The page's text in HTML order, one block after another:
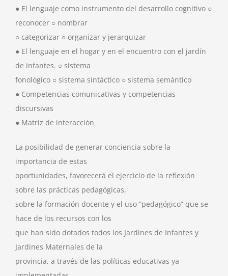
● El lenguaje como instrumento del desarrollo cognitivo ○
reconocer ○ nombrar
○ categorizar ○ organizar y jerarquizar
● El lenguaje en el hogar y en el encuentro con el jardín
de infantes. ○ sistema
fonológico ○ sistema sintáctico ○ sistema semántico
● Competencias comunicativas y competencias
discursivas
● Matriz de interacción
La posibilidad de generar conciencia sobre la
importancia de estas
oportunidades, favorecerá el ejercicio de la reflexión
sobre las prácticas pedagógicas,
sobre la formación docente y el uso “pedagógico” que se
hace de los recursos con los
que han sido dotados todos los Jardines de Infantes y
Jardines Maternales de la
provincia, a través de las políticas educativas ya